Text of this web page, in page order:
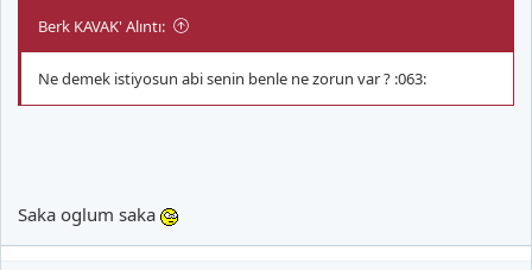
Berk KAVAK' Alıntı:
Ne demek istiyosun abi senin benle ne zorun var ? :063:
Saka oglum saka